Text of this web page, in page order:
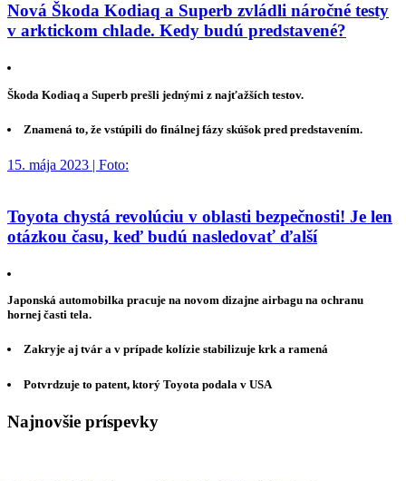
Nová Škoda Kodiaq a Superb zvládli náročné testy
v arktickom chlade. Kedy budú predstavené?
Škoda Kodiaq a Superb prešli jednými z najťažších testov.
Znamená to, že vstúpili do finálnej fázy skúšok pred predstavením.
15. mája 2023 | Foto:
Toyota chystá revolúciu v oblasti bezpečnosti! Je len
otázkou času, keď budú nasledovať ďalší
Japonská automobilka pracuje na novom dizajne airbagu na ochranu
hornej časti tela.
Zakryje aj tvár a v prípade kolízie stabilizuje krk a ramená
Potvrdzuje to patent, ktorý Toyota podala v USA
Najnovšie príspevky